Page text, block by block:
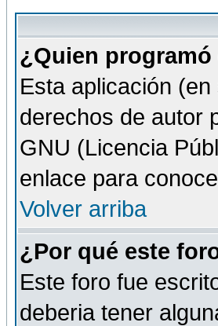
¿Quien
Esta aplicación
derechos de autor
GNU (Licencia
enlace para
Volver arriba
¿Por qué este
Este foro fue
deberia tener